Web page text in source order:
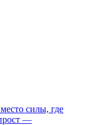
силы, где
—